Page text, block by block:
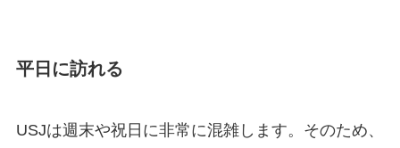
平日に訪れる
USJは週末や祝日に非常に混雑します。そのため、